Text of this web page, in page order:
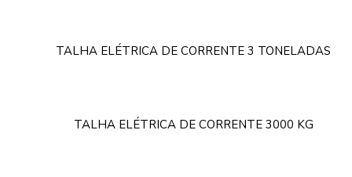
TALHA ELÉTRICA DE CORRENTE 3 TONELADAS
TALHA ELÉTRICA DE CORRENTE 3000 KG